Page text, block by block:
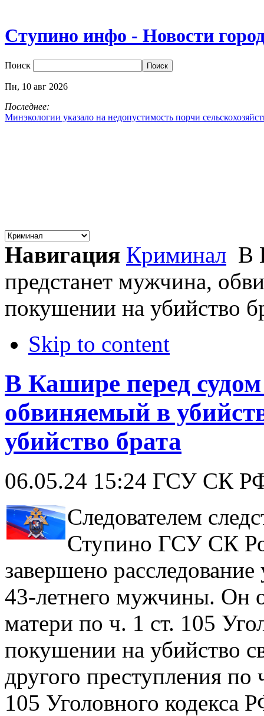
Ступино инфо - Новости
Поиск
Пн, 10 авг 2026
Последнее:
Минэкологии указало на недопустимость порчи
Навигация Криминал В
предстанет мужчина,
покушении на убийство
Skip to content
В Кашире перед
обвиняемый в
убийство брата
06.05.24 15:24 ГСУ СК
Следователем
Ступино ГСУ СК
завершено
43-летнего мужчины. Он
матери по ч. 1 ст. 105
покушении на убийство
другого преступления
105 Уголовного кодекса